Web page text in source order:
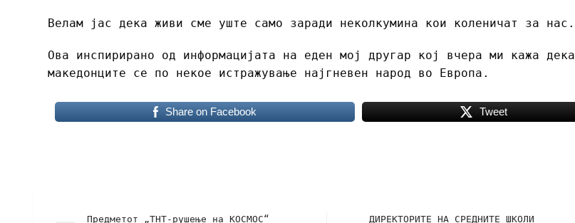
Велам јас дека живи сме уште само заради неколкумина кои коленичат за нас.
Ова инспирирано од информацијата на еден мој другар кој вчера ми кажа дека
македонците се по некое истражување најгневен народ во Европа.
Share on Facebook Tweet
Предметот „ТНТ-рушење на КОСМОС“
ДИРЕКТОРИТЕ НА СРЕДНИТЕ ШКОЛИ